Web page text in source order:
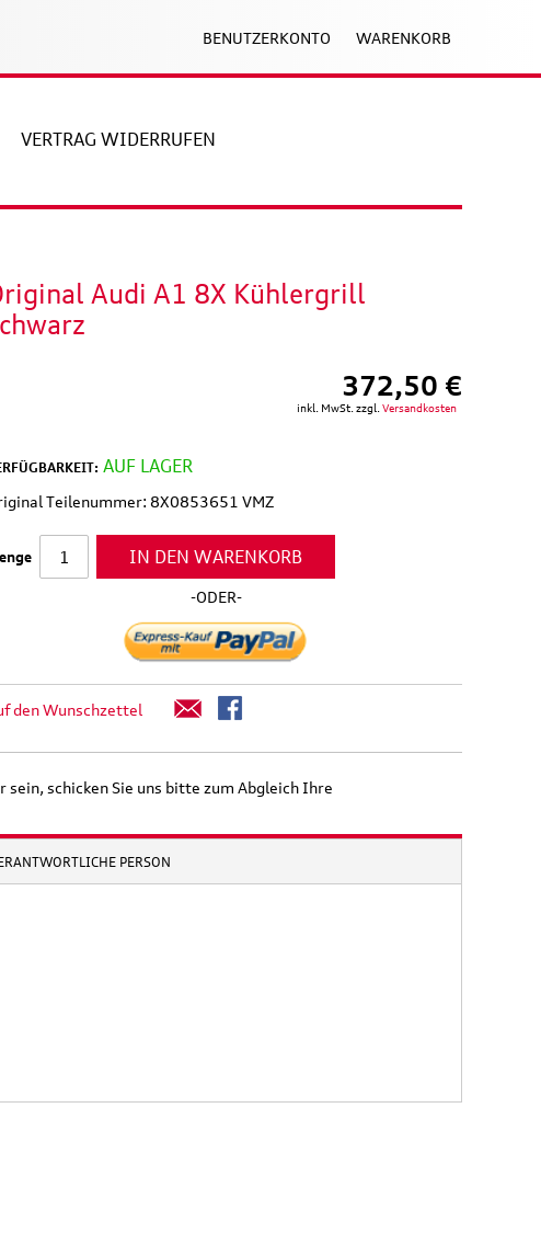
BENUTZERKONTO WARENKORB
VERTRAG WIDERRUFEN
Audi A1 8X Kühlergrill
372,50 €
inkl. MwSt. zzgl. Versandkosten
AUF LAGER
Teilenummer: 8X0853651 VMZ
IN DEN WARENKORB
-ODER-
den Wunschzettel
schicken Sie uns bitte zum Abgleich Ihre
PERSON